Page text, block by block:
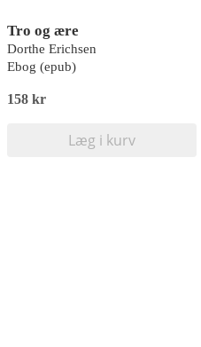
Tro og ære
Dorthe Erichsen
Ebog (epub)
158 kr
Læg i kurv